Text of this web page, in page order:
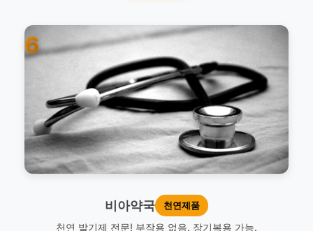
6
비아약국 천연제품
천연 발기제 전문! 부작용 없음. 장기복용 가능.